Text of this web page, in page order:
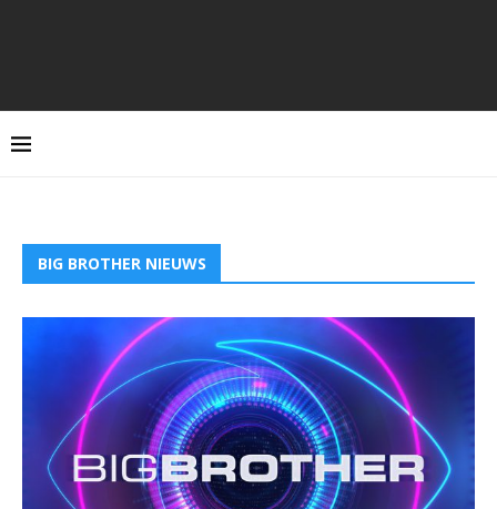
BIG BROTHER NIEUWS